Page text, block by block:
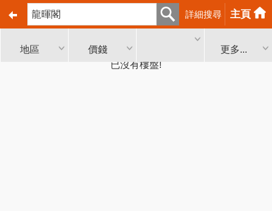
詳細搜尋 主頁
地區 價錢
更多...
已沒有樓盤!